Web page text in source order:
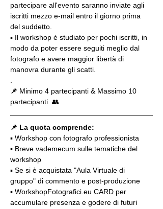
partecipare all'evento saranno inviate agli
iscritti mezzo e-mail entro il giorno prima
del suddetto.
▪️ Il workshop è studiato per pochi iscritti, in
modo da poter essere seguiti meglio dal
fotografo e avere maggior libertà di
manovra durante gli scatti.
📌 Minimo 4 partecipanti & Massimo 10
partecipanti  👥
📌 La quota comprende:
▪️ Workshop con fotografo professionista
▪️ Breve vademecum sulle tematiche del
workshop
▪️ Se si è acquistata "Aula Virtuale di
gruppo" di commento e post-produzione
▪️ WorkshopFotografici.eu CARD per
accumulare presenza e godere di futuri